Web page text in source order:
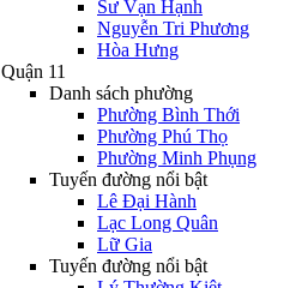
Sư Vạn Hạnh
Nguyễn Tri Phương
Hòa Hưng
Quận 11
Danh sách phường
Phường Bình Thới
Phường Phú Thọ
Phường Minh Phụng
Tuyến đường nổi bật
Lê Đại Hành
Lạc Long Quân
Lữ Gia
Tuyến đường nổi bật